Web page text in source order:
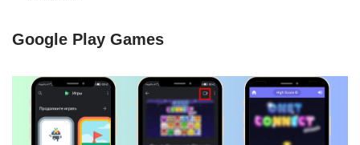
Google Play Games